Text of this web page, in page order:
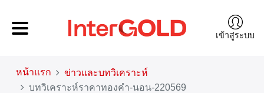
เข้าสู่ระบบ
หน้าแรก
ข่าวและบทวิเคราะห์
บทวิเคราะห์ราคาทองคำ-นอน-220569